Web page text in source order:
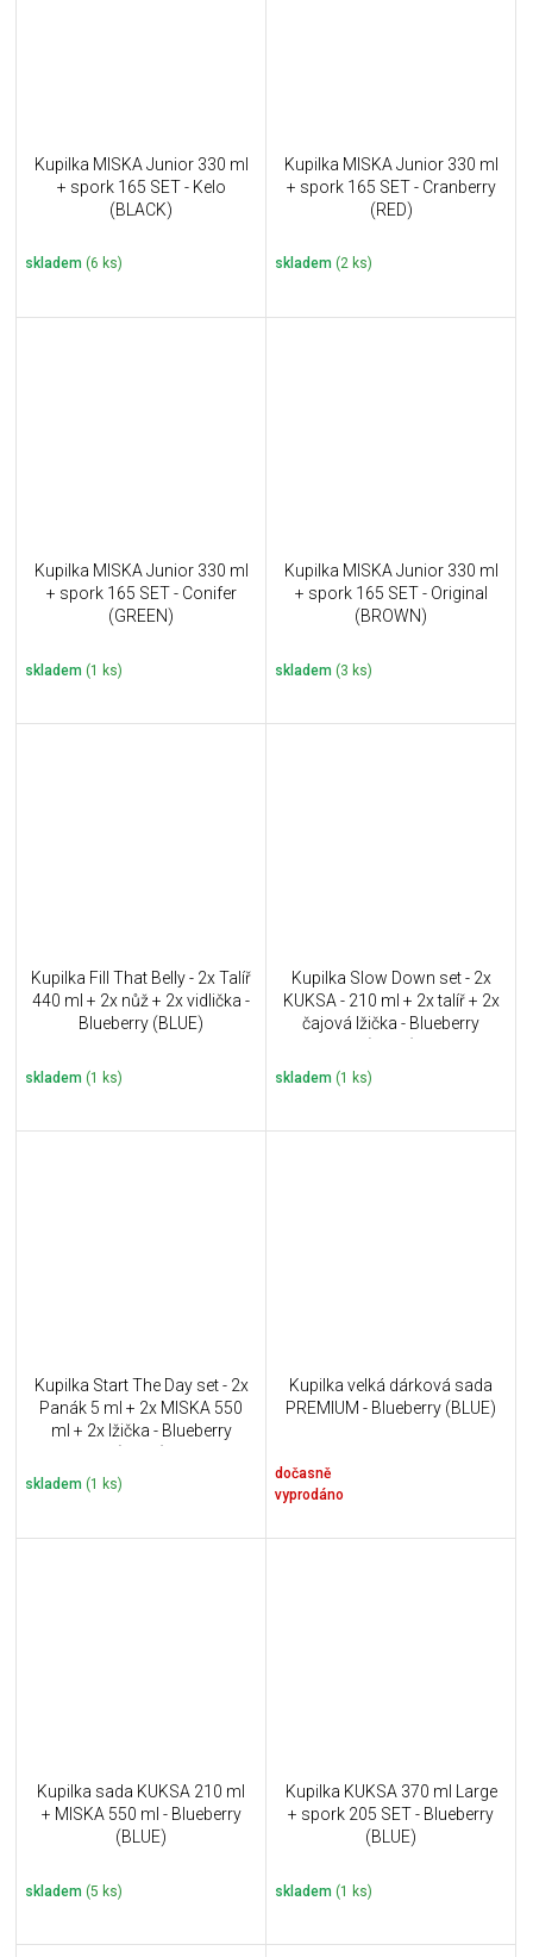
Kupilka MISKA Junior 330 ml
+ spork 165 SET - Kelo
(BLACK)
skladem (6 ks)
Kupilka MISKA Junior 330 ml
+ spork 165 SET - Cranberry
(RED)
skladem (2 ks)
Kupilka MISKA Junior 330 ml
+ spork 165 SET - Conifer
(GREEN)
skladem (1 ks)
Kupilka MISKA Junior 330 ml
+ spork 165 SET - Original
(BROWN)
skladem (3 ks)
Kupilka Fill That Belly - 2x Talíř
440 ml + 2x nůž + 2x vidlička -
Blueberry (BLUE)
skladem (1 ks)
Kupilka Slow Down set - 2x
KUKSA - 210 ml + 2x talíř + 2x
čajová lžička - Blueberry
skladem (1 ks)
Kupilka Start The Day set - 2x
Panák 5 ml + 2x MISKA 550
ml + 2x lžička - Blueberry
skladem (1 ks)
Kupilka velká dárková sada
PREMIUM - Blueberry (BLUE)
dočasně
vyprodáno
Kupilka sada KUKSA 210 ml
+ MISKA 550 ml - Blueberry
(BLUE)
skladem (5 ks)
Kupilka KUKSA 370 ml Large
+ spork 205 SET - Blueberry
(BLUE)
skladem (1 ks)